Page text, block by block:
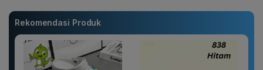
Rekomendasi Produk